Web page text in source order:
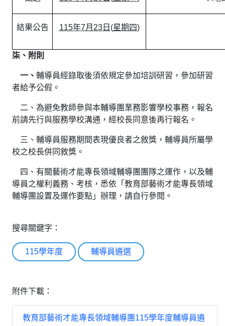
結果公告 115年7月 23日 (星期四)
柒、附則
一、 輔導員經錄取後須依規定參加培訓研習，參加研習
者給予公假。
二、為避免教師參與本輔導團業務影響學校事務，報名
前請先行與服務學校溝通，經校長同意後再行報名。
三、輔導員服務期間表現優良者之敘獎，輔導員所屬學
校之校長併同敘獎。
四、有關藝術才能專長領域輔導團團隊之運作，以及輔
導員之權利義務、考核，悉依「教育部藝術才能專長領域
輔導團設置及運作要點」辦理，請自行參閱。
搜尋關鍵字：
115學年度 輔導員遴選
附件下載：
教育部藝術才能專長領域輔導團115學年度輔導員遴